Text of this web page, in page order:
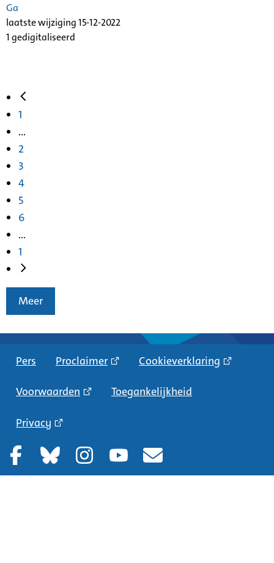
Ga
laatste wijziging 15-12-2022
1 gedigitaliseerd
1
...
2
3
4
5
6
...
1
Meer
Pers Proclaimer Cookieverklaring
Voorwaarden Toegankelijkheid
Privacy